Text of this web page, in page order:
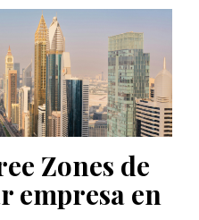
Zones de
empresa en